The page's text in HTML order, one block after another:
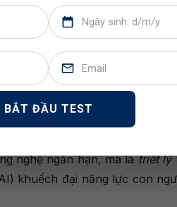
đều nói cùng một tiếng
hỏi nhanh hơn và ra quyết
HBR Holdings
nghệ ngắn hạn, mà làtriết lý
khuếch đại năng lực con
BẮT ĐẦU TEST